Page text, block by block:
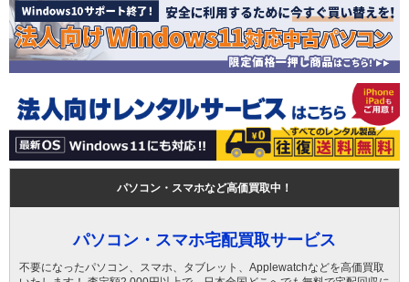
パソコン・スマホなど高価買取中！
パソコン・スマホ宅配買取サービス
不要になったパソコン、スマホ、タブレット、Applewatchなどを高価買取